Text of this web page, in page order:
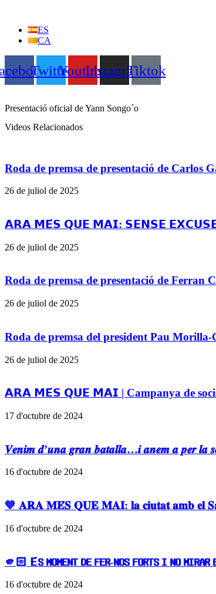
contingutES
CA
TwitterYoutubeInstagramTiktok
Presentació oficial de Yann Songo´o
Videos Relacionados
Roda de premsa de presentació de Carlos
26 de juliol de 2025
𝗔𝗥𝗔 𝗠𝗘́𝗦 𝗤𝗨𝗘 𝗠𝗔𝗜: 𝗦𝗘𝗡𝗦𝗘 𝗘𝗫𝗖𝗨𝗦𝗘𝗦 |
26 de juliol de 2025
Roda de premsa de presentació de Ferran
26 de juliol de 2025
Roda de premsa del president Pau Morilla-
26 de juliol de 2025
𝗔𝗥𝗔 𝗠𝗘́𝗦 𝗤𝗨𝗘 𝗠𝗔𝗜 | Campanya de socis
17 d'octubre de 2024
𝑽𝒆𝒏𝒊𝒎 𝒅’𝒖𝒏𝒂 𝒈𝒓𝒂𝒏 𝒃𝒂𝒕𝒂𝒍𝒍𝒂…𝒊 𝒂𝒏𝒆𝒎 𝒂 𝒑𝒆𝒓 𝒍𝒂
16 d'octubre de 2024
💙 𝐀𝐑𝐀 𝐌𝐄́𝐒 𝐐𝐔𝐄 𝐌𝐀𝐈: 𝐥𝐚 𝐜𝐢𝐮𝐭𝐚𝐭 𝐚𝐦𝐛 𝐞𝐥
16 d'octubre de 2024
🫵🏻 𝗘́𝗦 𝗠𝗢𝗠𝗘𝗡𝗧 𝗗𝗘 𝗙𝗘𝗥-𝗡𝗢𝗦 𝗙𝗢𝗥𝗧𝗦 𝗜 𝗡𝗢 𝗠𝗜𝗥𝗔𝗥
16 d'octubre de 2024